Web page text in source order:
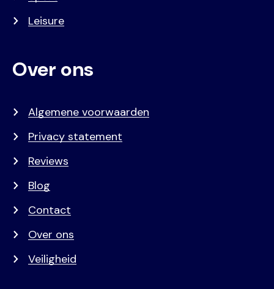
Leisure
Over ons
Algemene voorwaarden
Privacy statement
Reviews
Blog
Contact
Over ons
Veiligheid